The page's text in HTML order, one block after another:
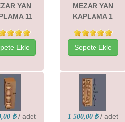
YAN
11
Ekle
MEZAR YAN
KAPLAMA 1
Sepete Ekle
₺ / adet
1 500,00 ₺ / adet